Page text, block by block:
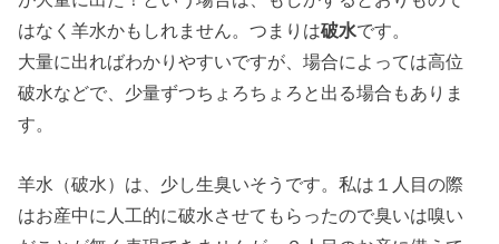
はなく羊水かもしれません。つまりは破水です。
大量に出ればわかりやすいですが、場合によっては高位
破水などで、少量ずつちょろちょろと出る場合もありま
す。
羊水（破水）は、少し生臭いそうです。私は１人目の際
はお産中に人工的に破水させてもらったので臭いは嗅い